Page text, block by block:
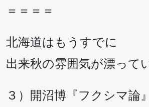
＝＝＝＝
北海道はもうすでに
出来秋の雰囲気が漂って
３）開沼博『フクシマ論